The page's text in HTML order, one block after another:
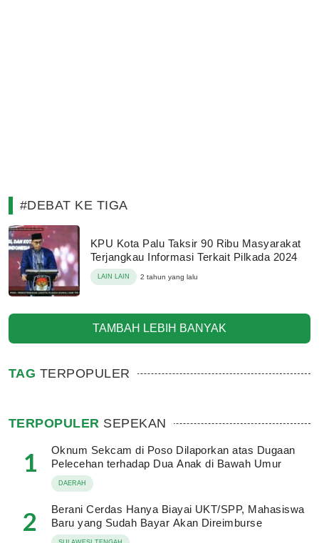
#DEBAT KE TIGA
KPU Kota Palu Taksir 90 Ribu Masyarakat
Terjangkau Informasi Terkait Pilkada 2024
LAIN LAIN 2 tahun yang lalu
TAMBAH LEBIH BANYAK
TAG TERPOPULER
TERPOPULER SEPEKAN
1
Oknum Sekcam di Poso Dilaporkan atas Dugaan
Pelecehan terhadap Dua Anak di Bawah Umur
DAERAH
2
Berani Cerdas Hanya Biayai UKT/SPP, Mahasiswa
Baru yang Sudah Bayar Akan Direimburse